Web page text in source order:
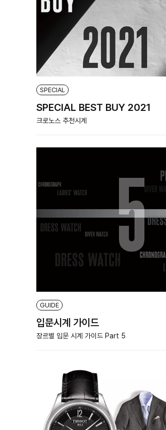
SPECIAL
SPECIAL BEST BUY 2021
크로노스 추천시계
GUIDE
입문시계 가이드
장르별 입문 시계 가이드 Part 5